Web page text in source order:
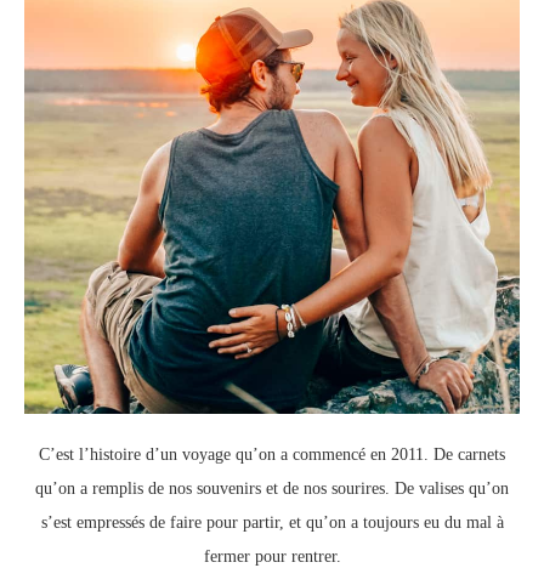
C’est l’histoire d’un voyage qu’on a commencé en 2011. De carnets
qu’on a remplis de nos souvenirs et de nos sourires. De valises qu’on
s’est empressés de faire pour partir, et qu’on a toujours eu du mal à
fermer pour rentrer.